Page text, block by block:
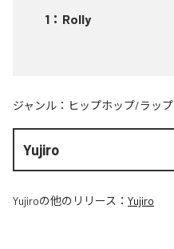
1 ： Rolly
ジャンル： ヒップホップ/ラップ
Yujiro
Yujiroの他のリリース： Yujiro